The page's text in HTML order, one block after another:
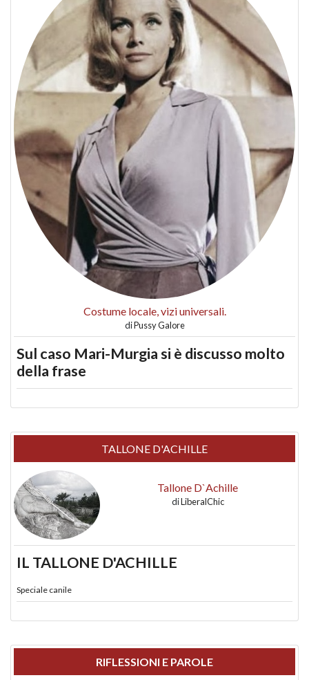
Costume locale, vizi universali.
diPussy Galore
Sul caso Mari-Murgia si è discusso molto
della frase
TALLONE D'ACHILLE
Tallone D`Achille
diLiberalChic
IL TALLONE D'ACHILLE
Speciale canile
RIFLESSIONI E PAROLE